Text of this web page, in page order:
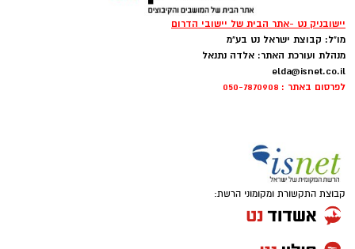
יישובניק נט -אתר הבית של יישובי הדרום
מו"ל: קבוצת ישראל נט בע"מ
מנהלת ועורכת האתר: אלדה נתנאל
elda@isnet.co.il
לפרסום באתר : 050-7870908
קבוצת התקשורת ומקומוני הרשת: